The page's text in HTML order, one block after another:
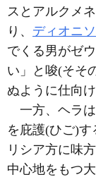
スとアルクメ
り、 ディオニ
でくる男がゼ
い」と唆(そそ
ぬように仕向け
一方、ヘラ
を庇護(ひご)す
リシア方に味
中心地をもつ